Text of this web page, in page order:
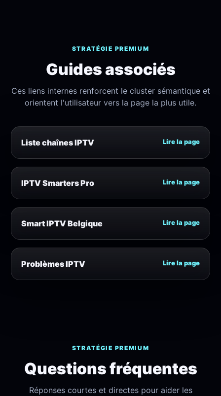
STRATÉGIE PREMIUM
Guides associés
Ces liens internes renforcent le cluster sémantique et
orientent l'utilisateur vers la page la plus utile.
Liste chaînes IPTV Lire la page
IPTV Smarters Pro Lire la page
Smart IPTV Belgique Lire la page
Problèmes IPTV Lire la page
STRATÉGIE PREMIUM
Questions fréquentes
Réponses courtes et directes pour aider les